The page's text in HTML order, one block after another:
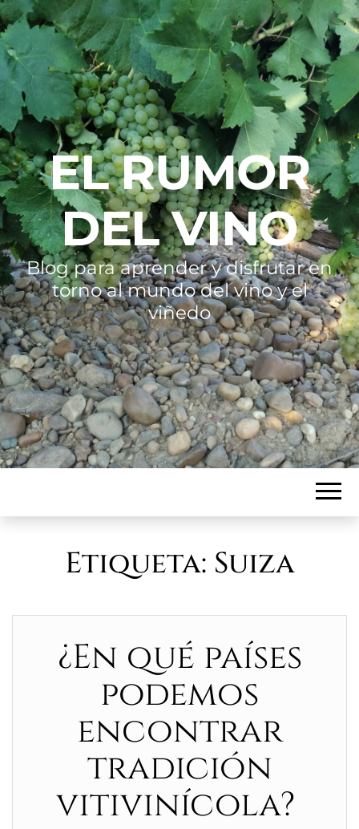
EL RUMOR
DEL VINO
Blog para aprender y disfrutar en
torno al mundo del vino y el
viñedo
Etiqueta: Suiza
¿En qué países
podemos
encontrar
tradición
vitivinícola?